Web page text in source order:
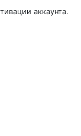
аккаунта.